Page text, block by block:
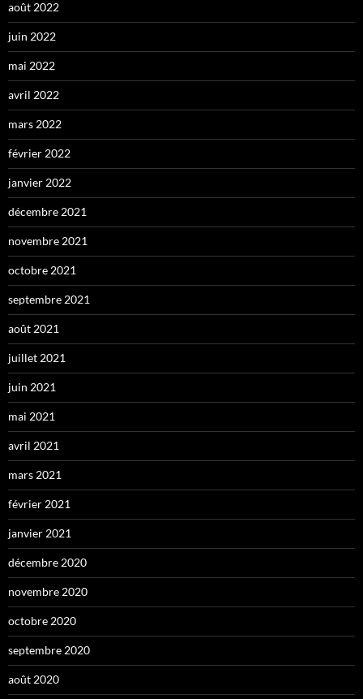
août 2022
juin 2022
mai 2022
avril 2022
mars 2022
février 2022
janvier 2022
décembre 2021
novembre 2021
octobre 2021
septembre 2021
août 2021
juillet 2021
juin 2021
mai 2021
avril 2021
mars 2021
février 2021
janvier 2021
décembre 2020
novembre 2020
octobre 2020
septembre 2020
août 2020